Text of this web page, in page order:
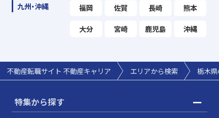
九州・沖縄 福岡 佐賀 長崎 熊本
大分 宮崎 鹿児島 沖縄
不動産転職サイト 不動産キャリア エリアから検索 栃木
特集から探す